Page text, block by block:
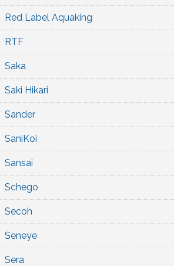
Red Label Aquaking
RTF
Saka
Saki Hikari
Sander
SaniKoi
Sansai
Schego
Secoh
Seneye
Sera